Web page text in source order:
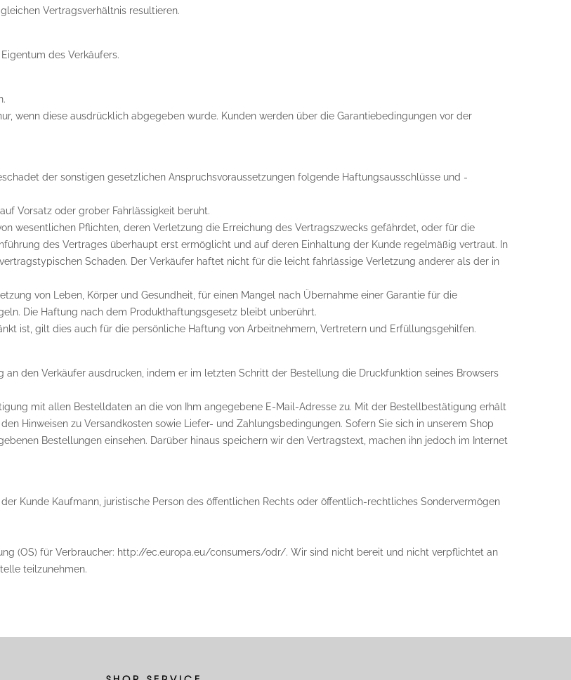
Vertragsverhältnis resultieren.
des Verkäufers.
wenn diese ausdrücklich abgegeben wurde. Kunden werden über die Garantiebedingungen vor der
der sonstigen gesetzlichen Anspruchsvoraussetzungen folgende Haftungsausschlüsse und -
Vorsatz oder grober Fahrlässigkeit beruht.
wesentlichen Pflichten, deren Verletzung die Erreichung des Vertragszwecks gefährdet, oder für die
des Vertrages überhaupt erst ermöglicht und auf deren Einhaltung der Kunde regelmäßig vertraut. In
Schaden. Der Verkäufer haftet nicht für die leicht fahrlässige Verletzung anderer als der in
von Leben, Körper und Gesundheit, für einen Mangel nach Übernahme einer Garantie für die
Die Haftung nach dem Produkthaftungsgesetz bleibt unberührt.
ist, gilt dies auch für die persönliche Haftung von Arbeitnehmern, Vertretern und Erfüllungsgehilfen.
den Verkäufer ausdrucken, indem er im letzten Schritt der Bestellung die Druckfunktion seines Browsers
mit allen Bestelldaten an die von Ihm angegebene E-Mail-Adresse zu. Mit der Bestellbestätigung erhält
Hinweisen zu Versandkosten sowie Liefer- und Zahlungsbedingungen. Sofern Sie sich in unserem Shop
Bestellungen einsehen. Darüber hinaus speichern wir den Vertragstext, machen ihn jedoch im Internet
Kunde Kaufmann, juristische Person des öffentlichen Rechts oder öffentlich-rechtliches Sondervermögen
(OS) für Verbraucher: http://ec.europa.eu/consumers/odr/. Wir sind nicht bereit und nicht verpflichtet an
teilzunehmen.